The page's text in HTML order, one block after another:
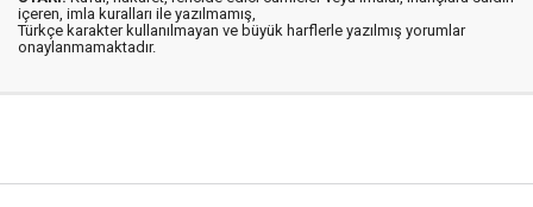
içeren, imla kuralları ile yazılmamış,
Türkçe karakter kullanılmayan ve büyük harflerle yazılmış yorumlar
onaylanmamaktadır.